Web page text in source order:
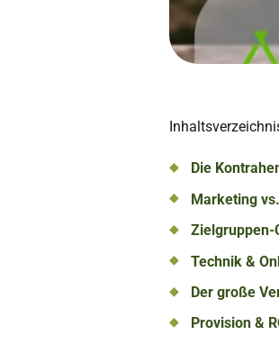
Die
Marketing
Zielgruppen-
Technik &
Der große
Provision &